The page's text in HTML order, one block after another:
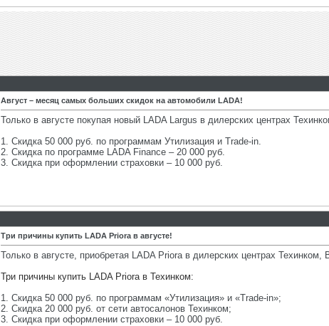
Август – месяц самых больших скидок на автомобили LADA!
Только в августе покупая новый LADA Largus в дилерских центрах
1. Скидка 50 000 руб. по программам Утилизация и Trade-in.
2. Скидка по программе LADA Finance – 20 000 руб.
3. Скидка при оформлении страховки – 10 000 руб.
Три причины купить LADA Priora в августе!
Только в августе, приобретая LADA Priora в дилерских центрах
Три причины купить LADA Priora в Техинком:
1. Скидка 50 000 руб. по программам «Утилизация» и «Trade-in»;
2. Скидка 20 000 руб. от сети автосалонов Техинком;
3. Скидка при оформлении страховки – 10 000 руб.